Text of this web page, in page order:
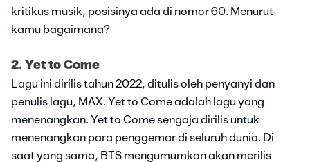
kritikus musik, posisinya ada di nomor 60. Menurut
kamu bagaimana?
2. Yet to Come
Lagu ini dirilis tahun 2022, ditulis oleh penyanyi dan
penulis lagu, MAX. Yet to Come adalah lagu yang
menenangkan. Yet to Come sengaja dirilis untuk
menenangkan para penggemar di seluruh dunia. Di
saat yang sama, BTS mengumumkan akan merilis